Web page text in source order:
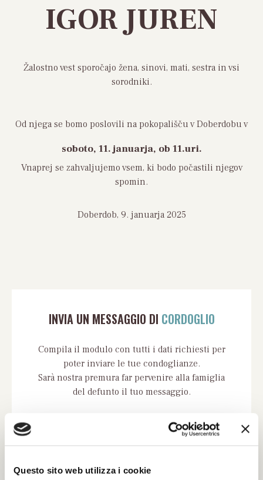
Questo sito web utilizza i cookie
IGOR JUREN
Žalostno vest sporočajo žena, sinovi, mati, sestra in vsi
sorodniki.
Od njega se bomo poslovili na pokopališču v Doberdobu v
soboto, 11. januarja, ob 11.uri.
Vnaprej se zahvaljujemo vsem, ki bodo počastili njegov
spomin.
Doberdob, 9. januarja 2025
INVIA UN MESSAGGIO DI CORDOGLIO
Compila il modulo con tutti i dati richiesti per
poter inviare le tue condoglianze.
Sarà nostra premura far pervenire alla famiglia
del defunto il tuo messaggio.